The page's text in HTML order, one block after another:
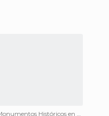
Monumentos Históricos en Chisinau